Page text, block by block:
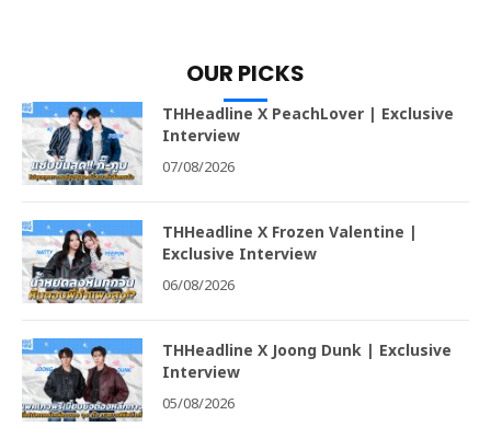
OUR PICKS
THHeadline X PeachLover | Exclusive
Interview
07/08/2026
THHeadline X Frozen Valentine |
Exclusive Interview
06/08/2026
THHeadline X Joong Dunk | Exclusive
Interview
05/08/2026